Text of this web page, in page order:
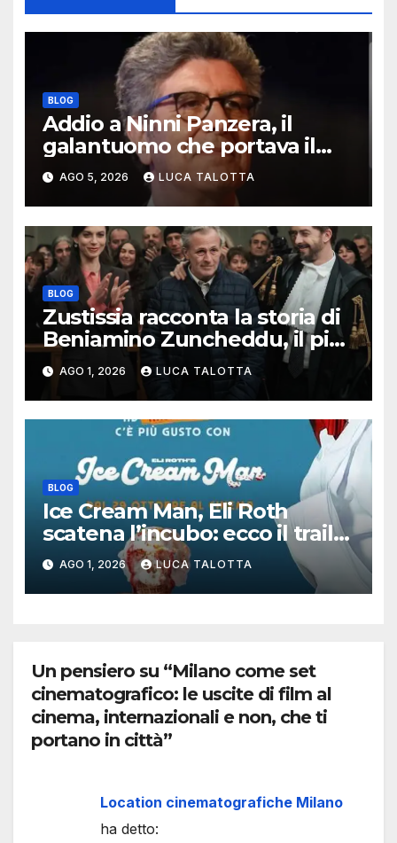
BLOG
Addio a Ninni Panzera, il
galantuomo che portava il
cinema dove non c’era
AGO 5, 2026 LUCA TALOTTA
BLOG
Zustissia racconta la storia di
Beniamino Zuncheddu, il più
lungo errore giudiziario della
storia italiana
AGO 1, 2026 LUCA TALOTTA
BLOG
Ice Cream Man, Eli Roth
scatena l’incubo: ecco il trailer
italiano dell’horror più
estremo di Halloween 2026
AGO 1, 2026 LUCA TALOTTA
Un pensiero su “Milano come set
cinematografico: le uscite di film al
cinema, internazionali e non, che ti
portano in città”
Location cinematografiche Milano
ha detto: